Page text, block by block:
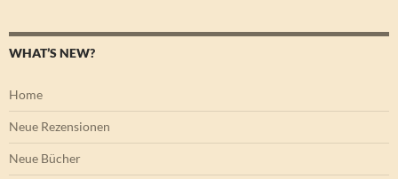
WHAT’S NEW?
Home
Neue Rezensionen
Neue Bücher